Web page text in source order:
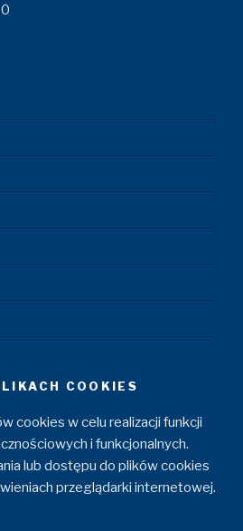
COOKIES
cookies w celu realizacji funkcji
i funkcjonalnych.
lub dostępu do plików cookies
przeglądarki internetowej.